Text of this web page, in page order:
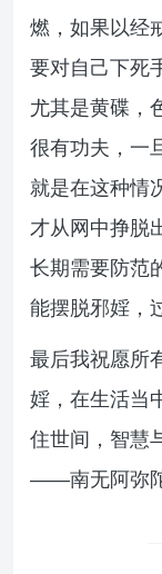
燃，如果以经
要对自己下死
尤其是黄碟，
很有功夫，一
就是在这种情
才从网中挣脱
长期需要防范
能摆脱邪婬，
最后我祝愿所
婬，在生活当
住世间，智慧
——南无阿弥